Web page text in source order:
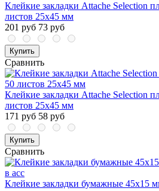
Клейкие закладки Attache Selection
листов 25х45 мм
201 руб 73 руб
Купить
Сравнить
Клейкие закладки Attache Selection
листов 25х45 мм
171 руб 58 руб
Купить
Сравнить
Клейкие закладки бумажные 45х15